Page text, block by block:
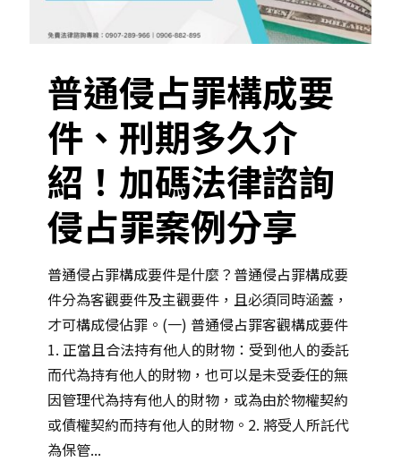
普通侵占罪構成要
件、刑期多久介
紹！加碼法律諮詢
侵占罪案例分享
普通侵占罪構成要件是什麼？普通侵占罪構成要
件分為客觀要件及主觀要件，且必須同時涵蓋，
才可構成侵佔罪。(一) 普通侵占罪客觀構成要件
1. 正當且合法持有他人的財物：受到他人的委託
而代為持有他人的財物，也可以是未受委任的無
因管理代為持有他人的財物，或為由於物權契約
或債權契約而持有他人的財物。2. 將受人所託代
為保管...